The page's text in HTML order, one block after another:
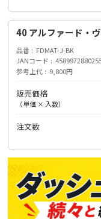
40 アルファード・
品番
FDMAT-J-BK
JANコード
参考上代
9,800円
販売価格
（単価 × 入数）
注文数